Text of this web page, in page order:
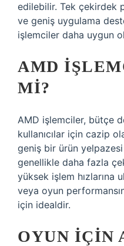
edilebilir. Tek çekirdek
ve geniş uygulama
işlemciler daha uygun
AMD
MI?
AMD işlemciler, bütçe
kullanıcılar için cazip
geniş bir ürün
genellikle daha fazla
yüksek işlem hızlarına
veya oyun
için idealdir.
OYUN IÇIN